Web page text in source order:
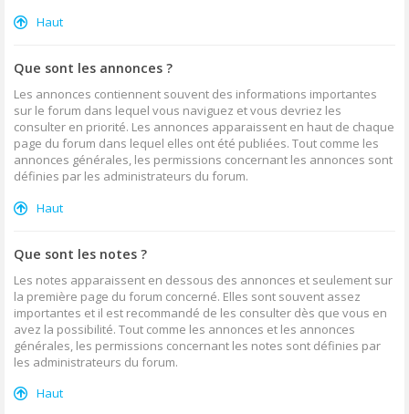
Haut
Que sont les annonces ?
Les annonces contiennent souvent des informations importantes
sur le forum dans lequel vous naviguez et vous devriez les
consulter en priorité. Les annonces apparaissent en haut de chaque
page du forum dans lequel elles ont été publiées. Tout comme les
annonces générales, les permissions concernant les annonces sont
définies par les administrateurs du forum.
Haut
Que sont les notes ?
Les notes apparaissent en dessous des annonces et seulement sur
la première page du forum concerné. Elles sont souvent assez
importantes et il est recommandé de les consulter dès que vous en
avez la possibilité. Tout comme les annonces et les annonces
générales, les permissions concernant les notes sont définies par
les administrateurs du forum.
Haut